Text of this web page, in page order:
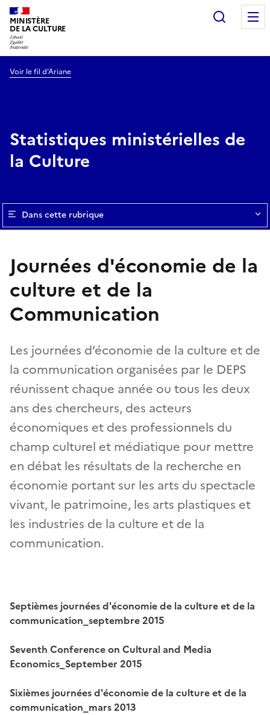
MINISTÈRE
DE LA CULTURE
Voir le fil d’Ariane
Statistiques ministérielles de
la Culture
Dans cette rubrique
Journées d'économie de la
culture et de la
Communication
Les journées d’économie de la culture et de
la communication organisées par le DEPS
réunissent chaque année ou tous les deux
ans des chercheurs, des acteurs
économiques et des professionnels du
champ culturel et médiatique pour mettre
en débat les résultats de la recherche en
économie portant sur les arts du spectacle
vivant, le patrimoine, les arts plastiques et
les industries de la culture et de la
communication.
Septièmes journées d'économie de la culture et de la
communication_septembre 2015
Seventh Conference on Cultural and Media
Economics_September 2015
Sixièmes journées d'économie de la culture et de la
communication_mars 2013